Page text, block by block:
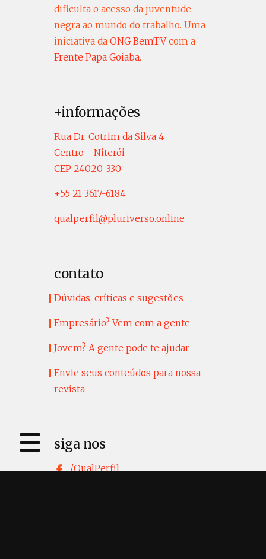
dificulta o acesso da juventude
negra ao mundo do trabalho. Uma
iniciativa da ONG BemTVcom a
Frente Papa Goiaba.
+informações
Rua Dr. Cotrim da Silva 4
Centro - Niterói
CEP 24020-330
+55 21 3617-6184
qualperfil@pluriverso.online
contato
Dúvidas, críticas e sugestões
Empresário? Vem com a gente
Jovem? A gente pode te ajudar
Envie seus conteúdos para nossa
revista
siga nos
/QualPerfil